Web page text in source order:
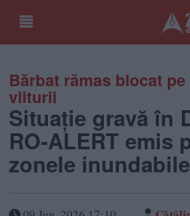
Bărbat rămas blocat
viiturii
Situație gravă în
RO-ALERT
zonele inundabile